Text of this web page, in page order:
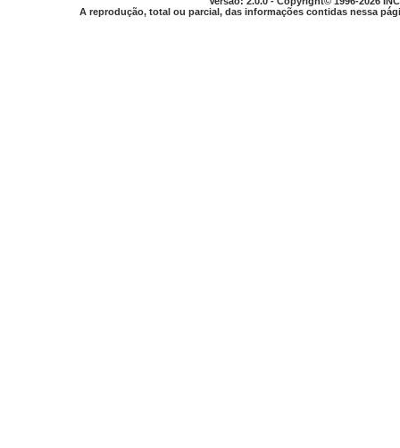
A reprodução, total ou parcial, das informações contidas nessa